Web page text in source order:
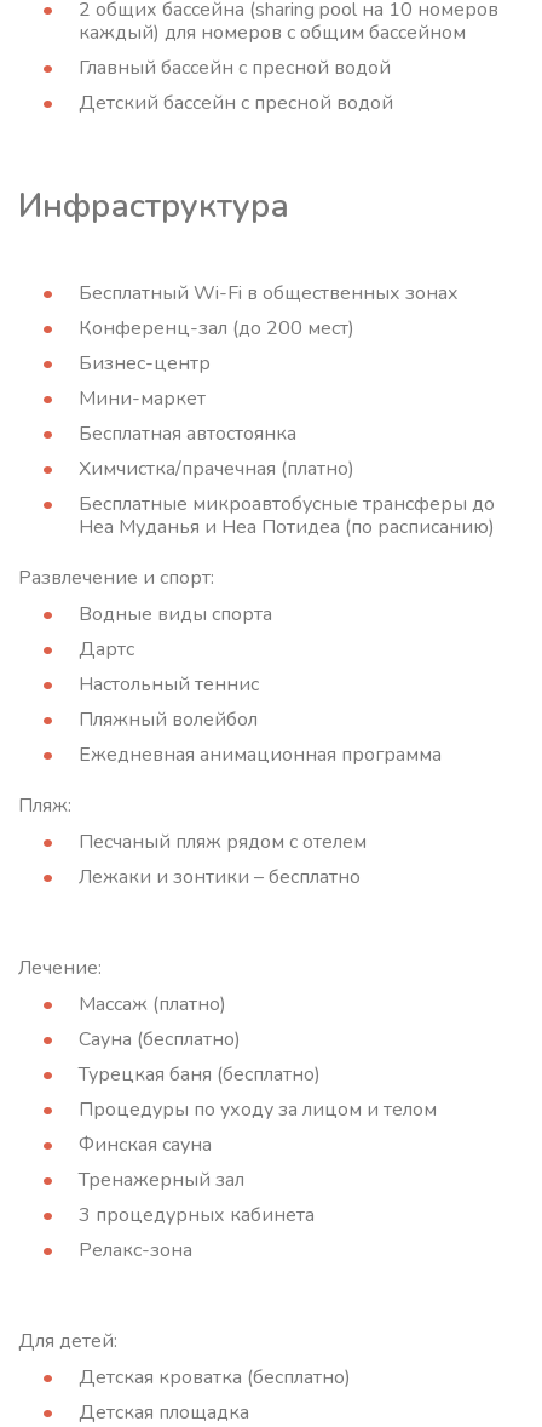
2 общих бассейна (sharing pool на 10 номеров
каждый) для номеров с общим бассейном
Главный бассейн с пресной водой
Детский бассейн с пресной водой
Инфраструктура
Бесплатный Wi-Fi в общественных зонах
Конференц-зал (до 200 мест)
Бизнес-центр
Мини-маркет
Бесплатная автостоянка
Химчистка/прачечная (платно)
Бесплатные микроавтобусные трансферы до
Неа Муданья и Неа Потидеа (по расписанию)
Развлечение и спорт:
Водные виды спорта
Дартс
Настольный теннис
Пляжный волейбол
Ежедневная анимационная программа
Пляж:
Песчаный пляж рядом с отелем
Лежаки и зонтики – бесплатно
Лечение:
Массаж (платно)
Сауна (бесплатно)
Турецкая баня (бесплатно)
Процедуры по уходу за лицом и телом
Финская сауна
Тренажерный зал
3 процедурных кабинета
Релакс-зона
Для детей:
Детская кроватка (бесплатно)
Детская площадка